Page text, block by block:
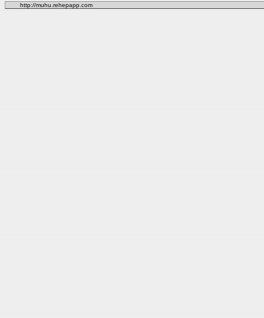
http://muhu.rehepapp.com